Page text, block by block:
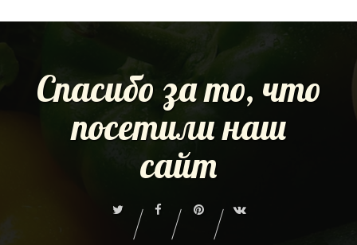
Спасибо за то, что
посетили наш
сайт